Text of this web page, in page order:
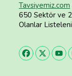
Tavsiyemiz.com
650 Sektör ve
Olanlar